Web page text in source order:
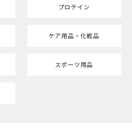
プロテイン
ケア用品・化粧品
スポーツ用品